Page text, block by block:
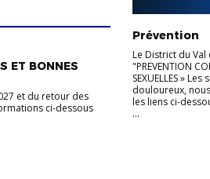
ET BONNES
et du retour des
ci-dessous
Prévention
Le District du
"PREVENTION
SEXUELLES »
douloureux,
les liens ci-
...